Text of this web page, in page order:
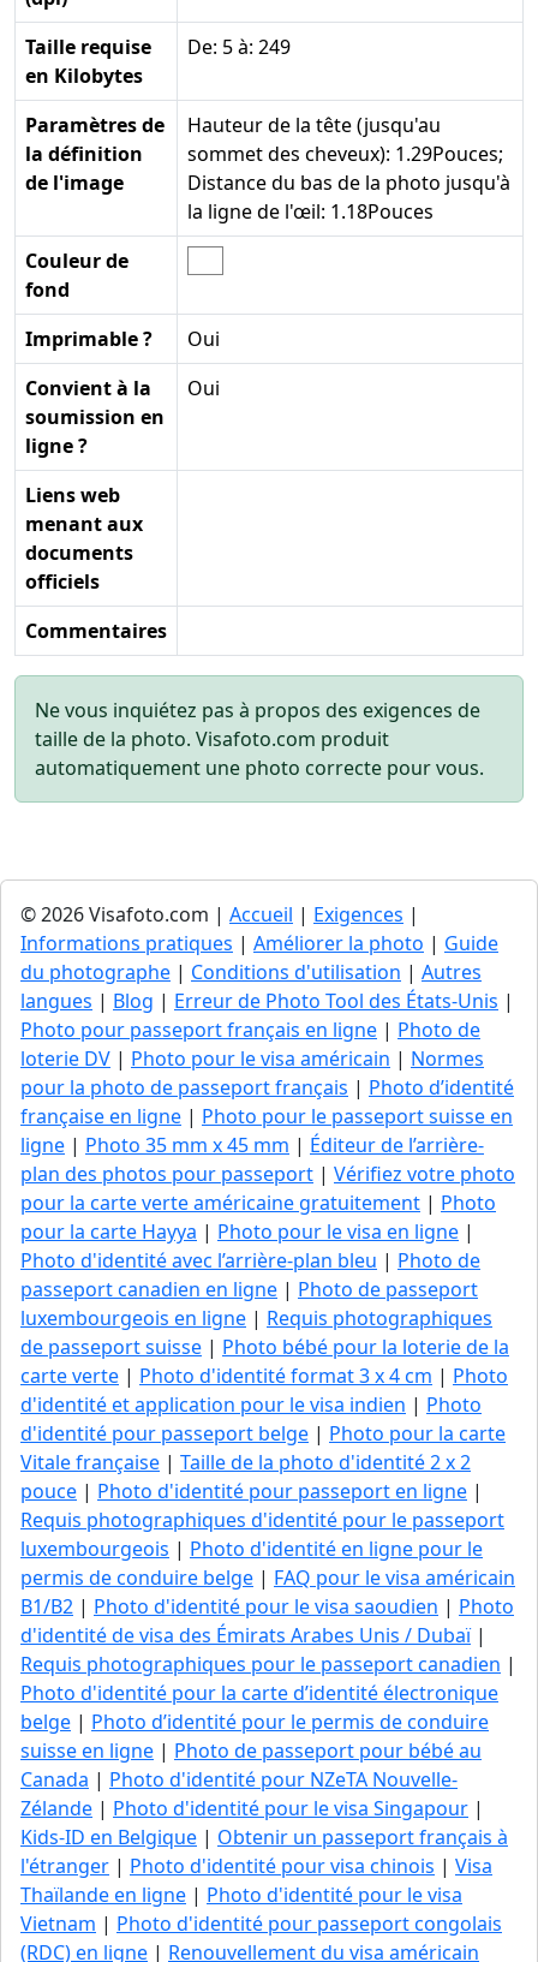
Taille requise
en Kilobytes
De: 5 à: 249
Paramètres de
la définition
de l'image
Hauteur de la tête (jusqu'au
sommet des cheveux): 1.29Pouces;
Distance du bas de la photo jusqu'à
la ligne de l'œil: 1.18Pouces
Couleur de
fond
Imprimable ?
Oui
Convient à la
soumission en
ligne ?
Oui
Liens web
menant aux
documents
officiels
Commentaires
Ne vous inquiétez pas à propos des exigences de
taille de la photo. Visafoto.com produit
automatiquement une photo correcte pour vous.
© 2026 Visafoto.com | Accueil | Exigences |
Informations pratiques | Améliorer la photo | Guide
du photographe | Conditions d'utilisation | Autres
langues | Blog | Erreur de Photo Tool des États-Unis |
Photo pour passeport français en ligne | Photo de
loterie DV | Photo pour le visa américain | Normes
pour la photo de passeport français | Photo d’identité
française en ligne | Photo pour le passeport suisse en
ligne | Photo 35 mm x 45 mm | Éditeur de l’arrière-
plan des photos pour passeport | Vérifiez votre photo
pour la carte verte américaine gratuitement | Photo
pour la carte Hayya | Photo pour le visa en ligne |
Photo d'identité avec l’arrière-plan bleu | Photo de
passeport canadien en ligne | Photo de passeport
luxembourgeois en ligne | Requis photographiques
de passeport suisse | Photo bébé pour la loterie de la
carte verte | Photo d'identité format 3 x 4 cm | Photo
d'identité et application pour le visa indien | Photo
d'identité pour passeport belge | Photo pour la carte
Vitale française | Taille de la photo d'identité 2 x 2
pouce | Photo d'identité pour passeport en ligne |
Requis photographiques d'identité pour le passeport
luxembourgeois | Photo d'identité en ligne pour le
permis de conduire belge | FAQ pour le visa américain
B1/B2 | Photo d'identité pour le visa saoudien | Photo
d'identité de visa des Émirats Arabes Unis / Dubaï|
Requis photographiques pour le passeport canadien |
Photo d'identité pour la carte d’identité électronique
belge | Photo d’identité pour le permis de conduire
suisse en ligne | Photo de passeport pour bébé au
Canada | Photo d'identité pour NZeTA Nouvelle-
Zélande | Photo d'identité pour le visa Singapour |
Kids-ID en Belgique | Obtenir un passeport français à
l'étranger | Photo d'identité pour visa chinois | Visa
Thaïlande en ligne | Photo d'identité pour le visa
Vietnam | Photo d'identité pour passeport congolais
(RDC) en ligne | Renouvellement du visa américain